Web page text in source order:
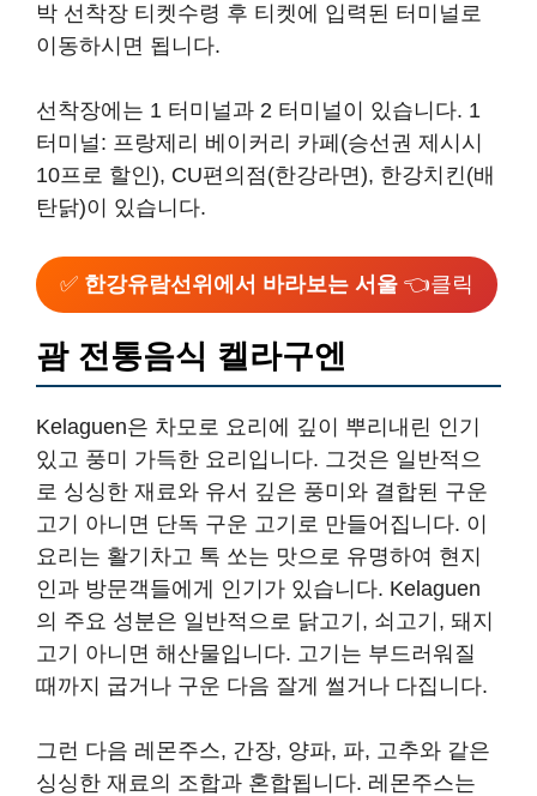
박 선착장 티켓수령 후 티켓에 입력된 터미널로
이동하시면 됩니다.
선착장에는 1 터미널과 2 터미널이 있습니다. 1
터미널: 프랑제리 베이커리 카페(승선권 제시시
10프로 할인), CU편의점(한강라면), 한강치킨(배
탄닭)이 있습니다.
✅ 한강유람선위에서 바라보는 서울 👈클릭
괌 전통음식 켈라구엔
Kelaguen은 차모로 요리에 깊이 뿌리내린 인기
있고 풍미 가득한 요리입니다. 그것은 일반적으
로 싱싱한 재료와 유서 깊은 풍미와 결합된 구운
고기 아니면 단독 구운 고기로 만들어집니다. 이
요리는 활기차고 톡 쏘는 맛으로 유명하여 현지
인과 방문객들에게 인기가 있습니다. Kelaguen
의 주요 성분은 일반적으로 닭고기, 쇠고기, 돼지
고기 아니면 해산물입니다. 고기는 부드러워질
때까지 굽거나 구운 다음 잘게 썰거나 다집니다.
그런 다음 레몬주스, 간장, 양파, 파, 고추와 같은
싱싱한 재료의 조합과 혼합됩니다. 레몬주스는